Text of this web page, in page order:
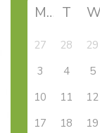
M T
27 28 29
3
4 5
10
11 12
17
18 19